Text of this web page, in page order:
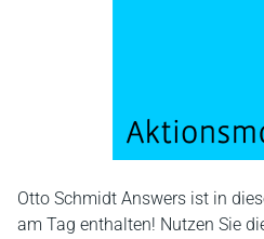
Otto Schmidt Answers ist in
am Tag enthalten! Nutzen Sie